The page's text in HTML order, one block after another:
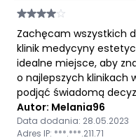
Zachęcam wszystkich
klinik medycyny
idealne miejsce, aby
o najlepszych klinikach
podjąć świadomą
Autor: Melania96
Data dodania: 28.05.2023
Adres IP: ***.***.211.71